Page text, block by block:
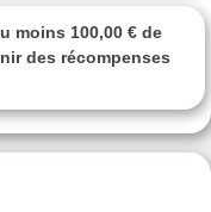
moins 100,00 € de
des récompenses